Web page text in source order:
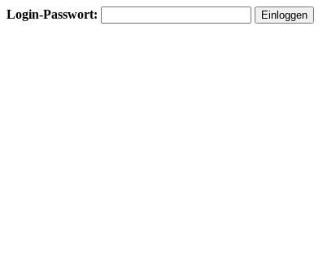
Login-Passwort: